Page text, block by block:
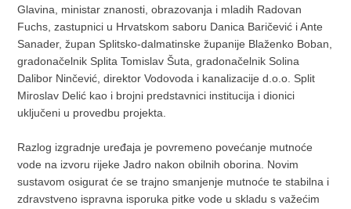
Glavina, ministar znanosti, obrazovanja i mladih Radovan
Fuchs, zastupnici u Hrvatskom saboru Danica Baričević i Ante
Sanader, župan Splitsko-dalmatinske županije Blaženko Boban,
gradonačelnik Splita Tomislav Šuta, gradonačelnik Solina
Dalibor Ninčević, direktor Vodovoda i kanalizacije d.o.o. Split
Miroslav Delić kao i brojni predstavnici institucija i dionici
uključeni u provedbu projekta.
Razlog izgradnje uređaja je povremeno povećanje mutnoće
vode na izvoru rijeke Jadro nakon obilnih oborina. Novim
sustavom osigurat će se trajno smanjenje mutnoće te stabilna i
zdravstveno ispravna isporuka pitke vode u skladu s važećim